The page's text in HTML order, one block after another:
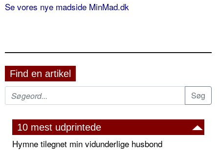
Se vores nye madside MinMad.dk
Find en artikel
10 mest udprintede
Hymne tilegnet min vidunderlige husbond